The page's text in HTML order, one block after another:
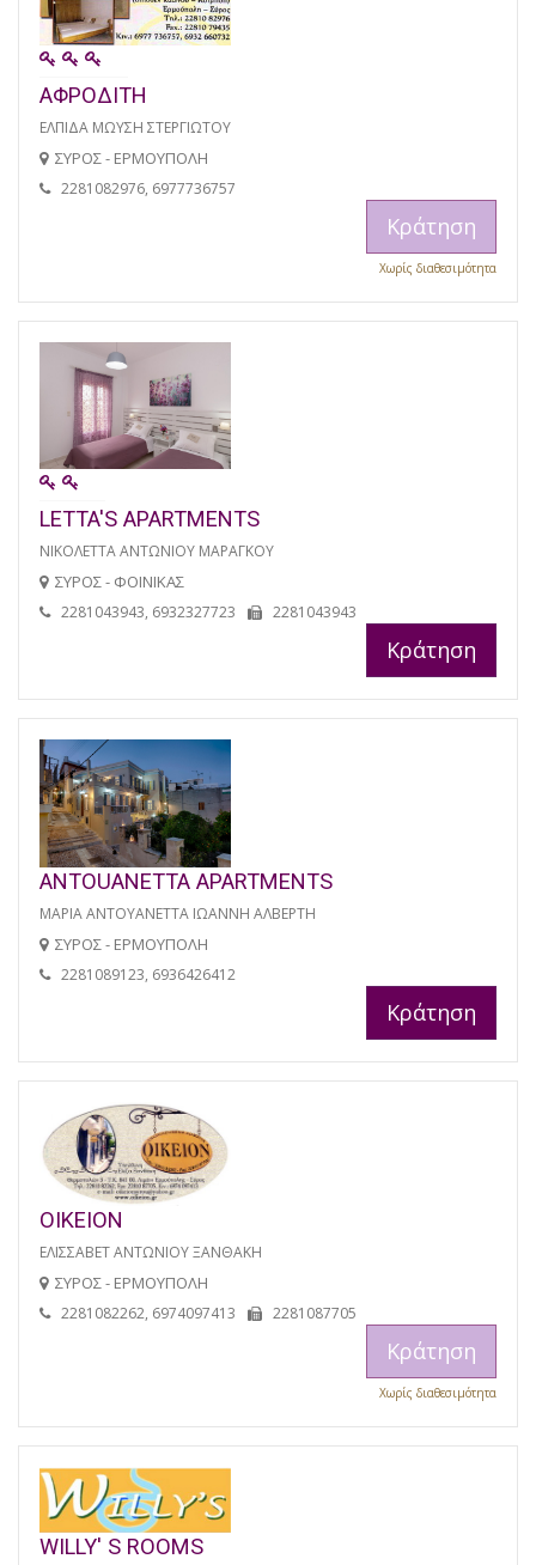
ΑΦΡΟΔΙΤΗ
ΕΛΠΙΔΑ ΜΩΥΣΗ ΣΤΕΡΓΙΩΤΟΥ
ΣΥΡΟΣ - ΕΡΜΟΥΠΟΛΗ
2281082976, 6977736757
Κράτηση
Χωρίς διαθεσιμότητα
LETTA'S APARTMENTS
ΝΙΚΟΛΕΤΤΑ ΑΝΤΩΝΙΟΥ ΜΑΡΑΓΚΟΥ
ΣΥΡΟΣ - ΦΟΙΝΙΚΑΣ
2281043943, 6932327723 2281043943
Κράτηση
ANTOUANETTA APARTMENTS
ΜΑΡΙΑ ΑΝΤΟΥΑΝΕΤΤΑ ΙΩΑΝΝΗ ΑΛΒΕΡΤΗ
ΣΥΡΟΣ - ΕΡΜΟΥΠΟΛΗ
2281089123, 6936426412
Κράτηση
ΟΙΚΕΙΟΝ
ΕΛΙΣΣΑΒΕΤ ΑΝΤΩΝΙΟΥ ΞΑΝΘΑΚΗ
ΣΥΡΟΣ - ΕΡΜΟΥΠΟΛΗ
2281082262, 6974097413 2281087705
Κράτηση
Χωρίς διαθεσιμότητα
WILLY' S ROOMS